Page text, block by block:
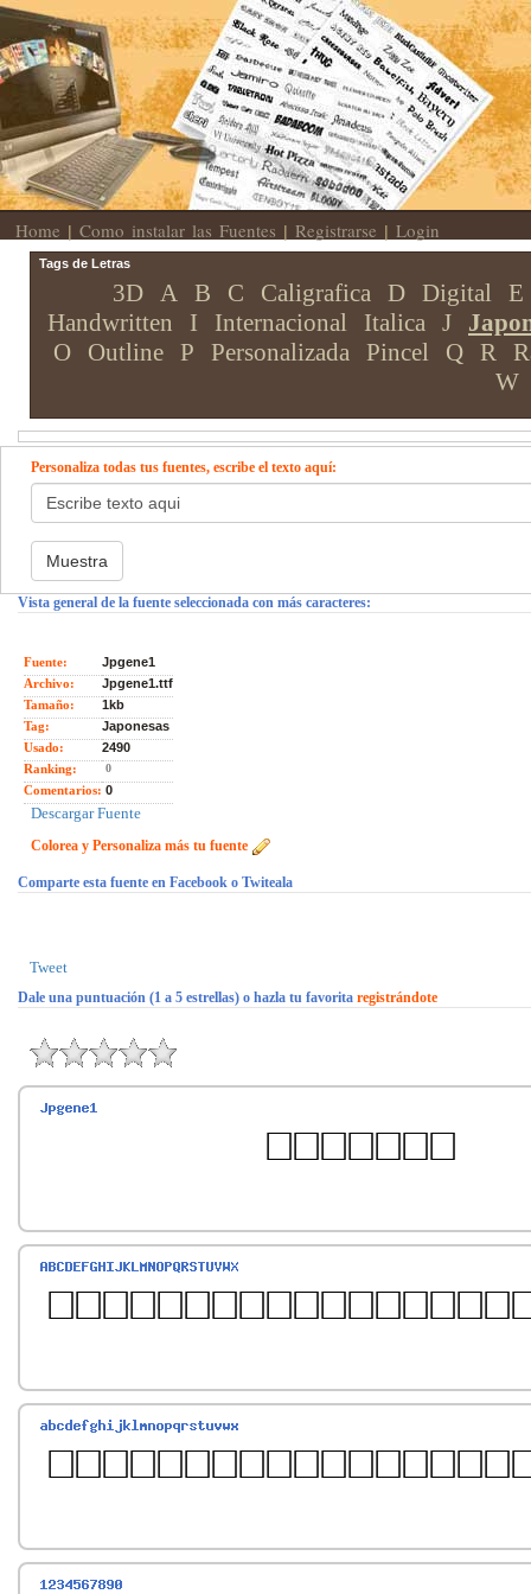
Home | Como instalar las Fuentes | Registrarse | Login
Tags de Letras
3D A B C Caligrafica D Digital E
Handwritten
I Internacional Italica J
O
Outline P Personalizada Pincel Q R
W
Personaliza todas tus fuentes, escribe el texto aquí:
Vista general de la fuente seleccionada con más caracteres:
Fuente:
Jpgene1
Archivo:
Jpgene1.ttf
Tamaño:
1kb
Tag:
Japonesas
Usado:
2490
Ranking:
0
Comentarios: 0
Descargar Fuente
Colorea y Personaliza más tu fuente
Comparte esta fuente en Facebook o Twiteala
Tweet
Dale una puntuación (1 a 5 estrellas) o hazla tu favorita registrándote